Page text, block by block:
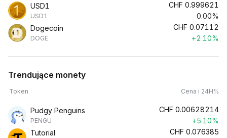
USD1
USD1
CHF 0.999621
0.00%
Dogecoin
DOGE
CHF 0.07112
+2.10%
Trendujące monety
Token Cena i 24H%
Pudgy Penguins
PENGU
CHF 0.00628214
+5.10%
Tutorial
CHF 0.076385